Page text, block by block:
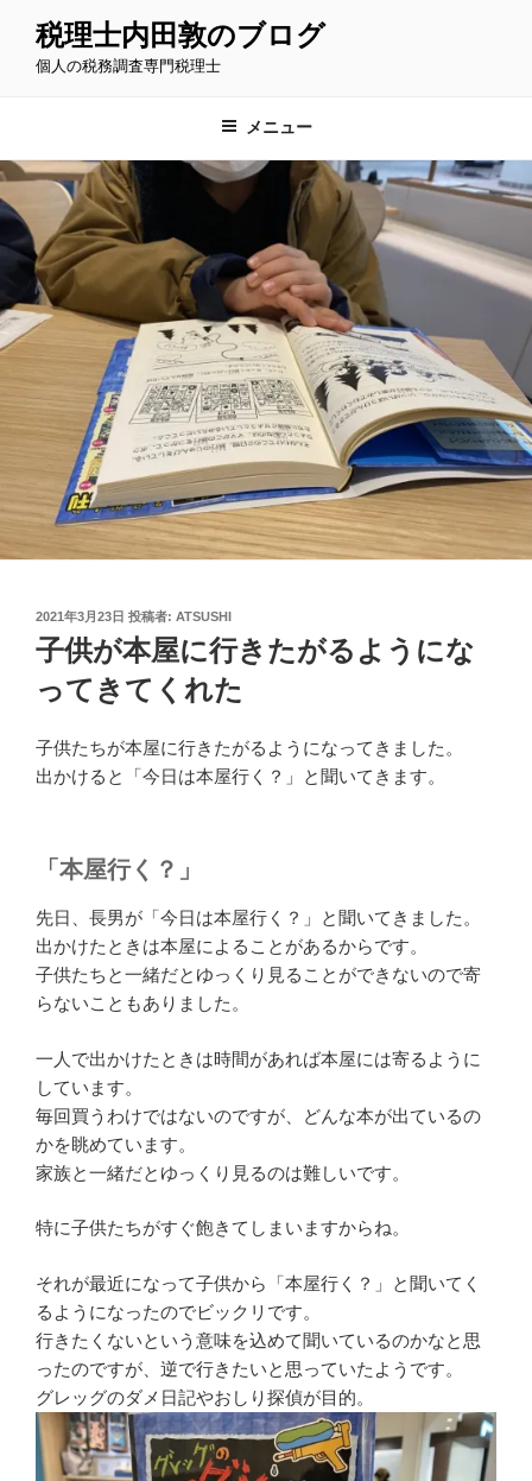
ス
キ
税理士内田敦のブログ
個人の税務調査専門税理士
メニュー
投
稿
日:
2021年3月23日 投稿者: ATSUSHI
子供が本屋に行きたがるようにな
ってきてくれた
子供たちが本屋に行きたがるようになってきました。
出かけると「今日は本屋行く？」と聞いてきます。
「本屋行く？」
先日、長男が「今日は本屋行く？」と聞いてきました。
出かけたときは本屋によることがあるからです。
子供たちと一緒だとゆっくり見ることができないので寄
らないこともありました。
一人で出かけたときは時間があれば本屋には寄るように
しています。
毎回買うわけではないのですが、どんな本が出ているの
かを眺めています。
家族と一緒だとゆっくり見るのは難しいです。
特に子供たちがすぐ飽きてしまいますからね。
それが最近になって子供から「本屋行く？」と聞いてく
るようになったのでビックリです。
行きたくないという意味を込めて聞いているのかなと思
ったのですが、逆で行きたいと思っていたようです。
グレッグのダメ日記やおしり探偵が目的。